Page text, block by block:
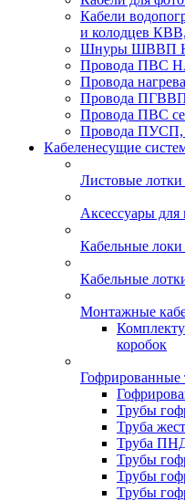
Кабели
и колодцев
Шнуры ШВВП
Провода ПВС
Провода
Провода
Провода ПВС
Провода
Кабеленесущие
Листовые
Аксессуары для
Кабельные
Кабельные
Монтажные
коробок
Гофрированные
Трубы
Труба
Труба
Трубы
Трубы
Трубы